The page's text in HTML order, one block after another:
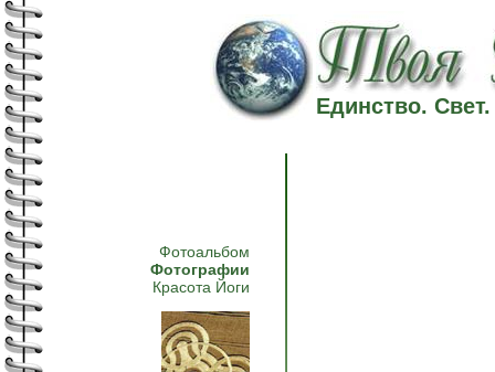
Единство.
Фотоальбом
Фотографии
Красота Йоги